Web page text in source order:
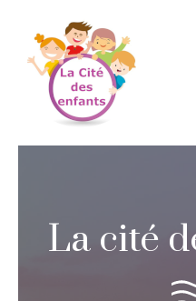
contenu
La cité